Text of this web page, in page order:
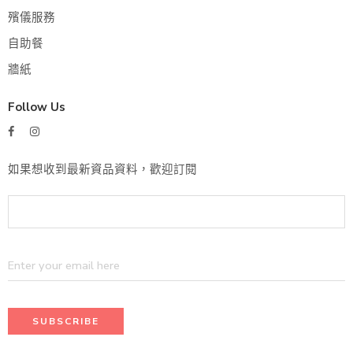
殯儀服務
自助餐
牆紙
Follow Us
如果想收到最新資品資料，歡迎訂閱